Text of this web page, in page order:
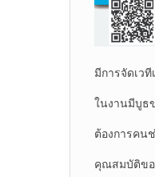
มีการจัดเว
ในงานมีบูธ
ต้องการคน
คุณสมบัติขอ